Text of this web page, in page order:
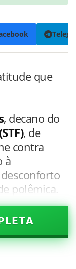
que
, decano do
, de
contra
à
polêmica.